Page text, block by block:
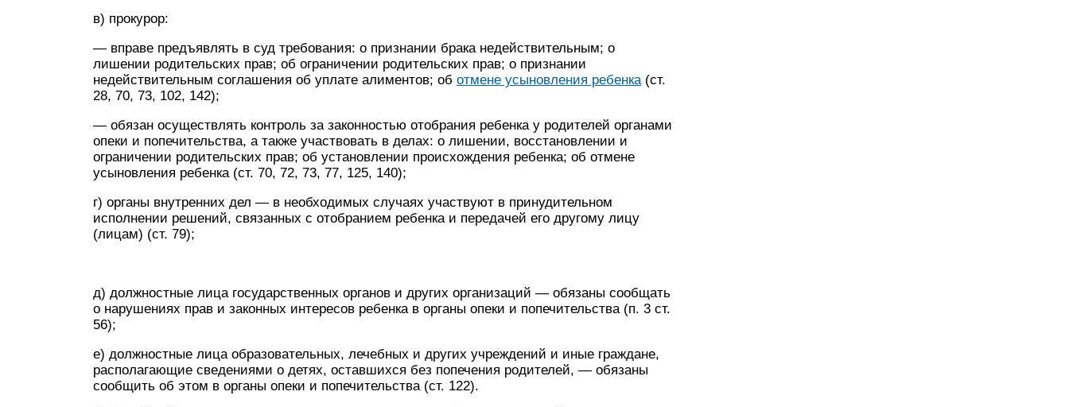
в) прокурор:
— вправе предъявлять в суд требования: о признании брака недействительным; о
лишении родительских прав; об ограничении родительских прав; о признании
недействительным соглашения об уплате алиментов; об отмене усыновления ребенка(ст.
28, 70, 73, 102, 142);
— обязан осуществлять контроль за законностью отобрания ребенка у родителей органами
опеки и попечительства, а также участвовать в делах: о лишении, восстановлении и
ограничении родительских прав; об установлении происхождения ребенка; об отмене
усыновления ребенка (ст. 70, 72, 73, 77, 125, 140);
г) органы внутренних дел — в необходимых случаях участвуют в принудительном
исполнении решений, связанных с отобранием ребенка и передачей его другому лицу
(лицам) (ст. 79);
д) должностные лица государственных органов и других организаций — обязаны сообщать
о нарушениях прав и законных интересов ребенка в органы опеки и попечительства (п. 3 ст.
56);
е) должностные лица образовательных, лечебных и других учреждений и иные граждане,
располагающие сведениями о детях, оставшихся без попечения родителей, — обязаны
сообщить об этом в органы опеки и попечительства (ст. 122).